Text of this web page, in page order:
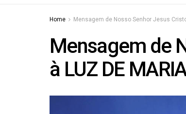
Home Mensagem de Nosso Senhor Jesus
Mensagem de
à LUZ DE